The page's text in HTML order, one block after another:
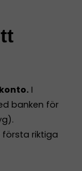
I
banken för
riktiga